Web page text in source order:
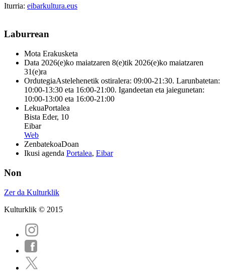
Iturria: eibarkultura.eus
Laburrean
Mota Erakusketa
Data 2026(e)ko maiatzaren 8(e)tik 2026(e)ko maiatzaren
31(e)ra
OrdutegiaAstelehenetik ostiralera: 09:00-21:30. Larunbatetan:
10:00-13:30 eta 16:00-21:00. Igandeetan eta jaiegunetan:
10:00-13:00 eta 16:00-21:00
LekuaPortalea
Bista Eder, 10
Eibar
Web
ZenbatekoaDoan
Ikusi agenda Portalea, Eibar
Non
Zer da Kulturklik
Kulturklik © 2015